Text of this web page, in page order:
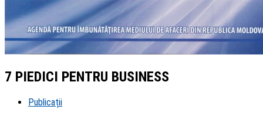
7 PIEDICI PENTRU BUSINESS
Publicații